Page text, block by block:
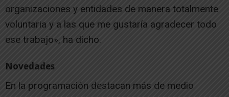
organizaciones y entidades de manera totalmente
voluntaria y a las que me gustaría agradecer todo
ese trabajo», ha dicho.
Novedades
En la programación destacan más de medio